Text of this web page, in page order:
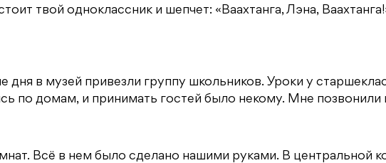
твой одноклассник и шепчет: «Ваахтанга, Лэна,
дня в музей привезли группу школьников. Уроки у
по домам, и принимать гостей было некому. Мне позвонили
Всё в нем было сделано нашими руками. В центральной